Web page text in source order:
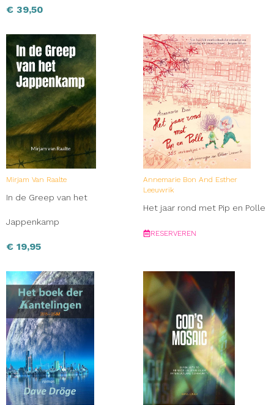
€ 39,50
Mirjam Van Raalte
In de Greep van het
Jappenkamp
€ 19,95
Annemarie Bon And Esther
Leeuwrik
Het jaar rond met Pip en Polle
RESERVEREN